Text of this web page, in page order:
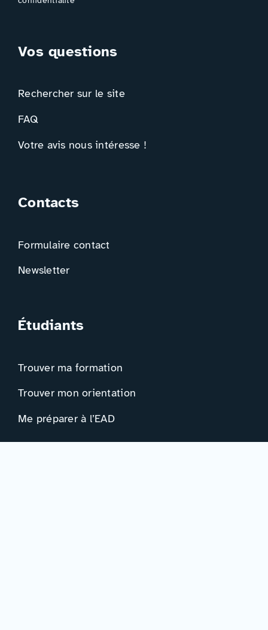
Vos questions
Rechercher sur le site
FAQ
Votre avis nous intéresse !
Contacts
Formulaire contact
Newsletter
Étudiants
Trouver ma formation
Trouver mon orientation
Me préparer à l’EAD